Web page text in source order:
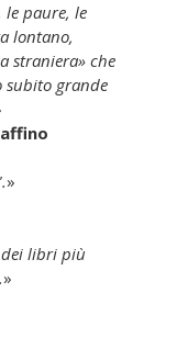
le paure, le
lontano,
straniera» che
subito grande
»
dei libri più
»